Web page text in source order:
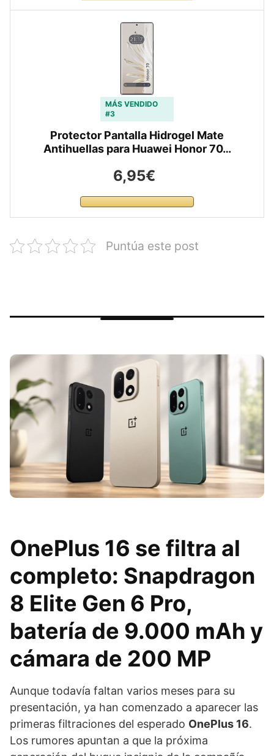
MÁS VENDIDO
#3
Protector Pantalla Hidrogel Mate
Antihuellas para Huawei Honor 70…
6,95€
Puntúa este post
OnePlus 16 se filtra al
completo: Snapdragon
8 Elite Gen 6 Pro,
batería de 9.000 mAh y
cámara de 200 MP
Aunque todavía faltan varios meses para su
presentación, ya han comenzado a aparecer las
primeras filtraciones del esperado OnePlus 16.
Los rumores apuntan a que la próxima